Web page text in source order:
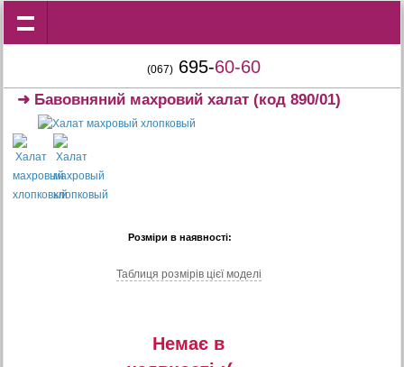
(067) 695-60-60
➜ Бавовняний махровий халат(код 890/01)
Розміри в наявності:
Таблиця розмiрiв цiєї моделi
Немає в